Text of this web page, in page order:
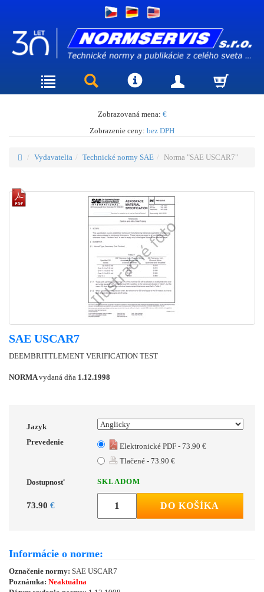
Zobrazovaná mena: €
Zobrazenie ceny: bez DPH
Vydavatelia Technické normy SAE Norma "SAE USCAR7"
SAE USCAR7
DEEMBRITTLEMENT VERIFICATION TEST
NORMAvydaná dňa 1.12.1998
Jazyk
Prevedenie
Elektronické PDF - 73.90 €
Tlačené - 73.90 €
Dostupnosť SKLADOM
73.90 € DO KOŠÍKA
Informácie o norme:
Označenie normy: SAE USCAR7
Poznámka: Neaktuálna